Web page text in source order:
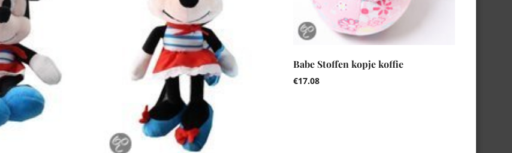
Babe Stoffen kopje koffie
€17.08